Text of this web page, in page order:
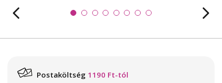
Postaköltség 1190 Ft-tól